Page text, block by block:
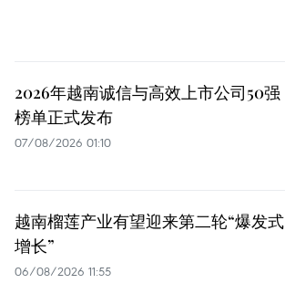
2026年越南诚信与高效上市公司50强
榜单正式发布
07/08/2026 01:10
越南榴莲产业有望迎来第二轮“爆发式
增长”
06/08/2026 11:55